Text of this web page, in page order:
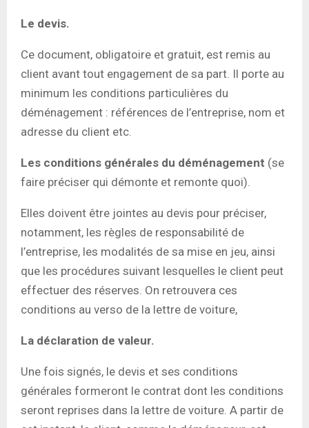
Le devis.
Ce document, obligatoire et gratuit, est remis au
client avant tout engagement de sa part. Il porte au
minimum les conditions particulières du
déménagement : références de l’entreprise, nom et
adresse du client etc.
Les conditions générales du déménagement (se
faire préciser qui démonte et remonte quoi).
Elles doivent être jointes au devis pour préciser,
notamment, les règles de responsabilité de
l’entreprise, les modalités de sa mise en jeu, ainsi
que les procédures suivant lesquelles le client peut
effectuer des réserves. On retrouvera ces
conditions au verso de la lettre de voiture,
La déclaration de valeur.
Une fois signés, le devis et ses conditions
générales formeront le contrat dont les conditions
seront reprises dans la lettre de voiture. A partir de